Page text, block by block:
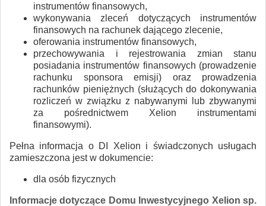
instrumentów finansowych,
wykonywania zleceń dotyczących instrumentów
finansowych na rachunek dającego zlecenie,
oferowania instrumentów finansowych,
przechowywania i rejestrowania zmian stanu
posiadania instrumentów finansowych (prowadzenie
rachunku sponsora emisji) oraz prowadzenia
rachunków pieniężnych (służących do dokonywania
rozliczeń w związku z nabywanymi lub zbywanymi
za pośrednictwem Xelion instrumentami
finansowymi).
Pełna informacja o DI Xelion i świadczonych usługach
zamieszczona jest w dokumencie:
dla osób fizycznych
Informacje dotyczące Domu Inwestycyjnego Xelion sp.